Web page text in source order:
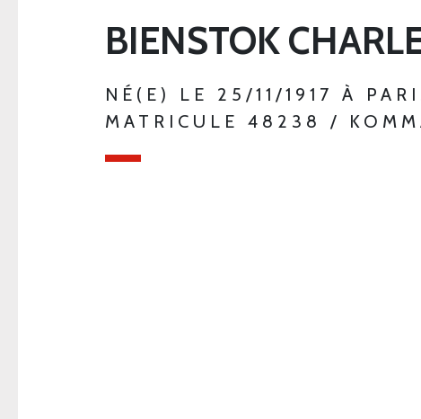
BIENSTOK
NÉ(E) LE 25/11/1917 À
MATRICULE 48238 /